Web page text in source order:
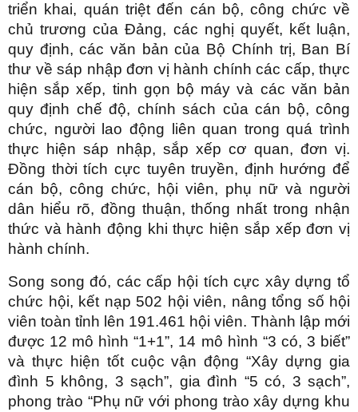
triển khai, quán triệt đến cán bộ, công chức về
chủ trương của Đảng, các nghị quyết, kết luận,
quy định, các văn bản của Bộ Chính trị, Ban Bí
thư về sáp nhập đơn vị hành chính các cấp, thực
hiện sắp xếp, tinh gọn bộ máy và các văn bản
quy định chế độ, chính sách của cán bộ, công
chức, người lao động liên quan trong quá trình
thực hiện sáp nhập, sắp xếp cơ quan, đơn vị.
Đồng thời tích cực tuyên truyền, định hướng để
cán bộ, công chức, hội viên, phụ nữ và người
dân hiểu rõ, đồng thuận, thống nhất trong nhận
thức và hành động khi thực hiện sắp xếp đơn vị
hành chính.
Song song đó, các cấp hội tích cực xây dựng tổ
chức hội, kết nạp 502 hội viên, nâng tổng số hội
viên toàn tỉnh lên 191.461 hội viên. Thành lập mới
được 12 mô hình “1+1”, 14 mô hình “3 có, 3 biết”
và thực hiện tốt cuộc vận động “Xây dựng gia
đình 5 không, 3 sạch”, gia đình “5 có, 3 sạch”,
phong trào “Phụ nữ với phong trào xây dựng khu